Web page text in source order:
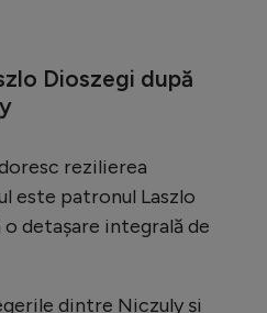
Dioszegi după
rezilierea
este patronul Laszlo
detașare integrală de
dintre Niczuly și